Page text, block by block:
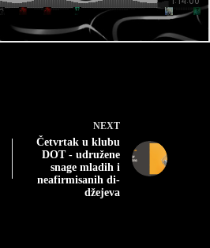
NEXT
Četvrtak u klubu
DOT - udružene
snage mladih i
neafirmisanih di-
džejeva